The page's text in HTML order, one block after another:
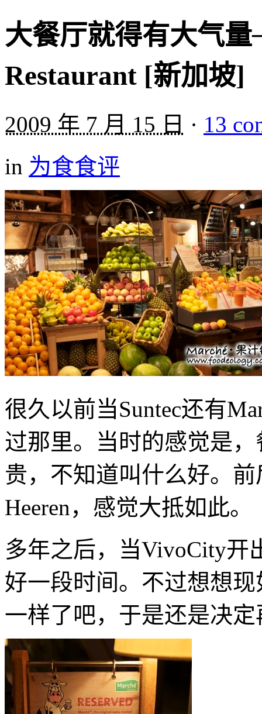
大餐厅就得有大气
Restaurant [新加坡]
2009 年 7 月 15 日 · 13
in 为食食评
很久以前当Suntec还有
过那里。当时的感觉是
贵，不知道叫什么好。
Heeren，感觉大抵如此。
多年之后，当VivoCity开
好一段时间。不过想想
一样了吧，于是还是决